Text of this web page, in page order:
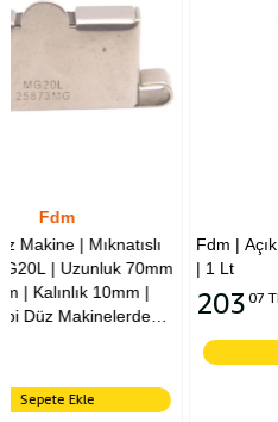
Fdm | Açık Dikiş Makinası Yağı
| 1 Lt
20307 TL
Sepete Ekle